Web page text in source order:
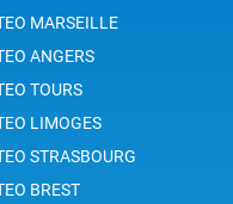
MARSEILLE
ANGERS
TOURS
LIMOGES
STRASBOURG
BREST